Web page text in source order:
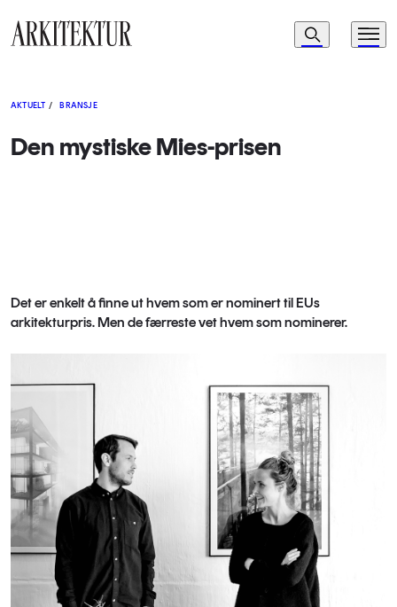
Navigasjon
Søk Meny
AKTUELT / BRANSJE
Den mystiske Mies-prisen
Det er enkelt å finne ut hvem som er nominert til EUs
arkitekturpris. Men de færreste vet hvem som nominerer.